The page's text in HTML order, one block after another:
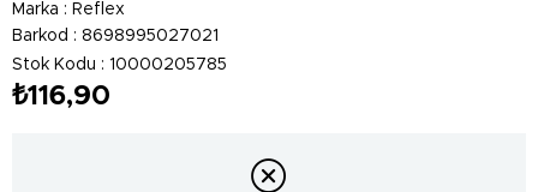
Marka : Reflex
Barkod : 8698995027021
Stok Kodu
10000205785
₺116,90